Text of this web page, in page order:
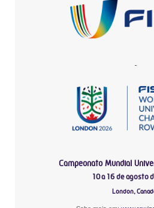
-
Campeonato Mundial
10 a 16 de agosto
London,